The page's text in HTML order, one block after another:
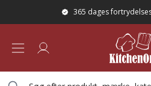
365 dages